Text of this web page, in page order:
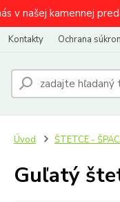
v našej kamennej
Kontakty Ochrana
Úvod ŠTETCE -
Guľatý